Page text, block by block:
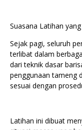
Suasana Latihan
Sejak pagi, seluruh
terlibat dalam
dari teknik dasar
penggunaan tameng
sesuai dengan
Latihan ini dibuat